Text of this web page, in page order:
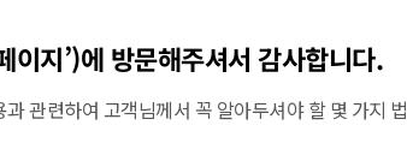
이지’)에 방문해주셔서 감사합니다.
관련하여 고객님께서 꼭 알아두셔야 할 몇 가지